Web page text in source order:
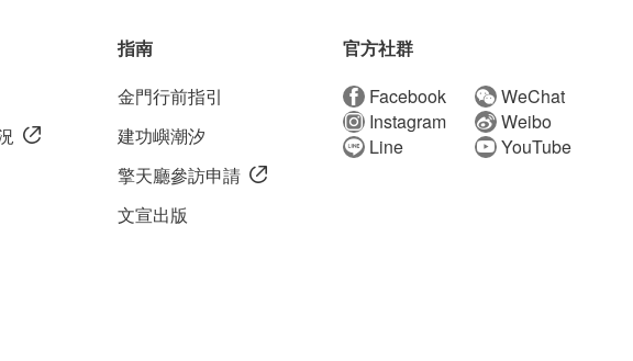
指南
金門行前指引
建功嶼潮汐
擎天廳參訪申請
文宣出版
官方社群
Facebook
WeChat
Instagram
Weibo
Line
YouTube